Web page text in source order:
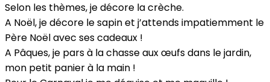
Selon les thèmes, je décore la crèche.
A Noël, je décore le sapin et j’attends impatiemment le
Père Noël avec ses cadeaux !
A Pâques, je pars à la chasse aux œufs dans le jardin,
mon petit panier à la main !